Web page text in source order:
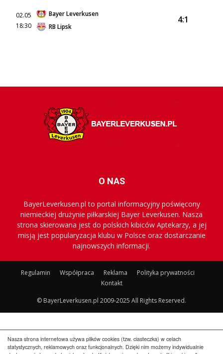
Nasza strona internetowa używa plików cookies (tzw. ciasteczka) w celach
statystycznych, reklamowych oraz funkcjonalnych. Dzięki nim możemy indywidualnie
02.05
18:30
Bayer Leverkusen
RB Lipsk
4:1
O NAS
BayerLeverkusen.pl to portal informacyjny poświęcony
niemieckiej drużynie piłkarskiej Bayer Leverkusen. Nasza
strona skierowana jest do polskich kibiców Aptekarzy, a jej
misją jest popularyzacja klubu w Polsce oraz dostarczanie
najnowszych informacji.
Regulamin Współpraca Reklama
Polityka prywatności
Kontakt
© BayerLeverkusen.pl 2009-2025 All Rights Reserved.